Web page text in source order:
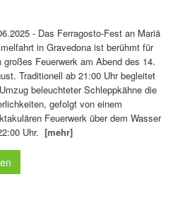
- Das Ferragosto-Fest an Mariä
in Gravedona ist berühmt für
großes Feuerwerk am Abend des 14.
Traditionell ab 21:00 Uhr begleitet
beleuchteter Schleppkähne die
gefolgt von einem
Feuerwerk über dem Wasser
Uhr.[mehr]